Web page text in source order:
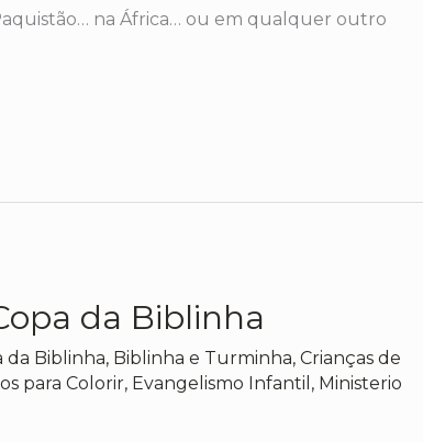
na África… ou em qualquer outro
da Biblinha
da Biblinha, Biblinha e Turminha, Crianças de
para Colorir, Evangelismo Infantil , Ministerio